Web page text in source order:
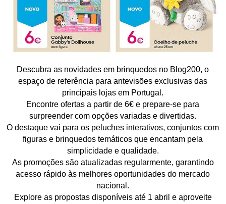
Descubra as novidades em brinquedos no Blog200, o
espaço de referência para antevisões exclusivas das
principais lojas em Portugal.
Encontre ofertas a partir de 6€ e prepare-se para
surpreender com opções variadas e divertidas.
O destaque vai para os peluches interativos, conjuntos com
figuras e brinquedos temáticos que encantam pela
simplicidade e qualidade.
As promoções são atualizadas regularmente, garantindo
acesso rápido às melhores oportunidades do mercado
nacional.
Explore as propostas disponíveis até 1 abril e aproveite